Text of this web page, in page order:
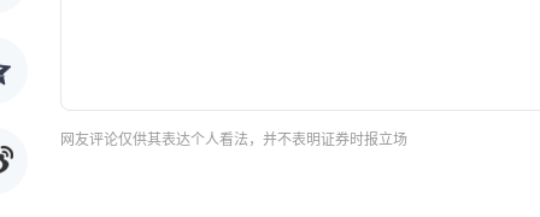
网友评论仅供其表达个人看法，并不表明证券时报立场